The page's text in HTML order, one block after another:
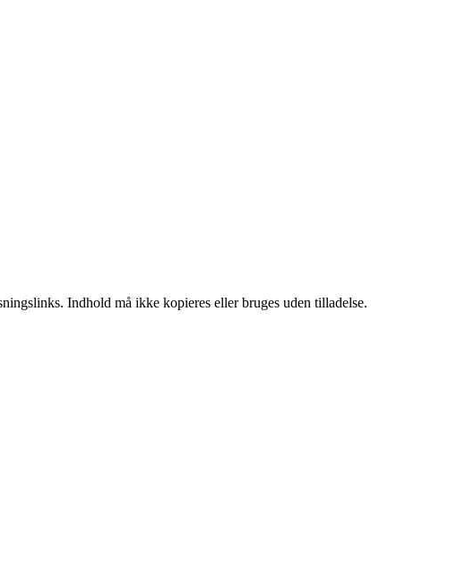
Indhold må ikke kopieres eller bruges uden tilladelse.